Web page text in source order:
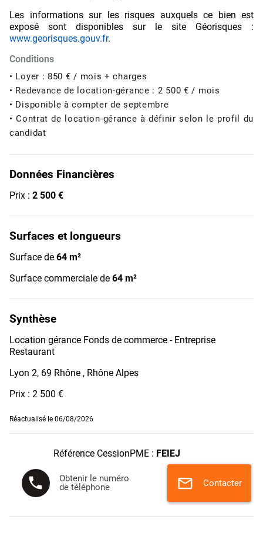
Les informations sur les risques auxquels ce bien est
exposé sont disponibles sur le site Géorisques :
www.georisques.gouv.fr.
Conditions
• Loyer : 850 € / mois + charges
• Redevance de location-gérance : 2 500 € / mois
• Disponible à compter de septembre
• Contrat de location-gérance à définir selon le profil du
candidat
Données Financières
Prix : 2 500 €
Surfaces et longueurs
Surface de 64 m²
Surface commerciale de 64 m²
Synthèse
Location gérance Fonds de commerce - Entreprise
Restaurant
Lyon 2, 69 Rhône , Rhône Alpes
Prix : 2 500 €
Réactualisé le 06/08/2026
Référence CessionPME : FEIEJ
phone
Obtenir le numéro
de téléphone
mail Contacter